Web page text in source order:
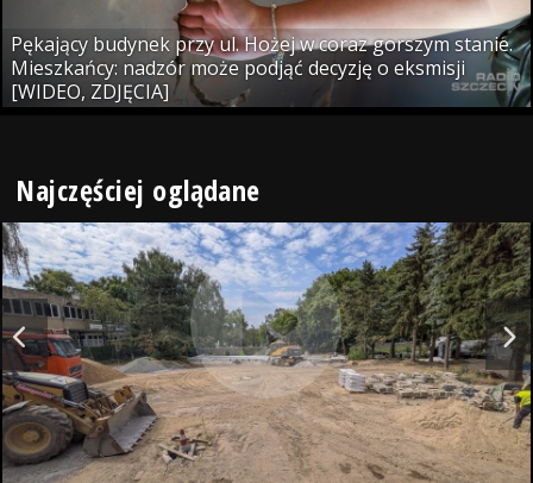
Pękający budynek przy ul. Hożej w coraz gorszym stanie.
Mieszkańcy: nadzór może podjąć decyzję o eksmisji
[WIDEO, ZDJĘCIA]
Najczęściej oglądane